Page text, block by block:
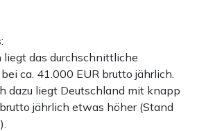
liegt das durchschnittliche
ca. 41.000 EUR brutto jährlich.
dazu liegt Deutschland mit knapp
jährlich etwas höher (Stand